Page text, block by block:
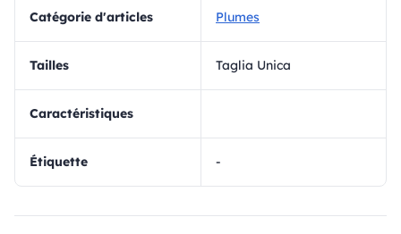
Catégorie d'articles Plumes
Tailles Taglia Unica
Caractéristiques
Étiquette -